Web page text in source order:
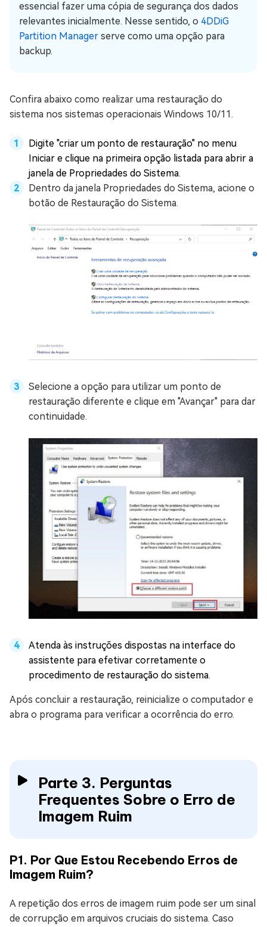
essencial fazer uma cópia de segurança dos dados
relevantes inicialmente. Nesse sentido, o 4DDiG
Partition Manager serve como uma opção para
backup.
Confira abaixo como realizar uma restauração do
sistema nos sistemas operacionais Windows 10/11.
Digite "criar um ponto de restauração" no menu
Iniciar e clique na primeira opção listada para abrir a
janela de Propriedades do Sistema.
Dentro da janela Propriedades do Sistema, acione o
botão de Restauração do Sistema.
Selecione a opção para utilizar um ponto de
restauração diferente e clique em "Avançar" para dar
continuidade.
Atenda às instruções dispostas na interface do
assistente para efetivar corretamente o
procedimento de restauração do sistema.
Após concluir a restauração, reinicialize o computador e
abra o programa para verificar a ocorrência do erro.
Parte 3. Perguntas
Frequentes Sobre o Erro de
Imagem Ruim
P1. Por Que Estou Recebendo Erros de
Imagem Ruim?
A repetição dos erros de imagem ruim pode ser um sinal
de corrupção em arquivos cruciais do sistema. Caso